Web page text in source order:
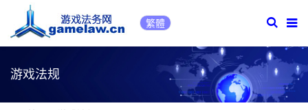
繁體
游戏法规